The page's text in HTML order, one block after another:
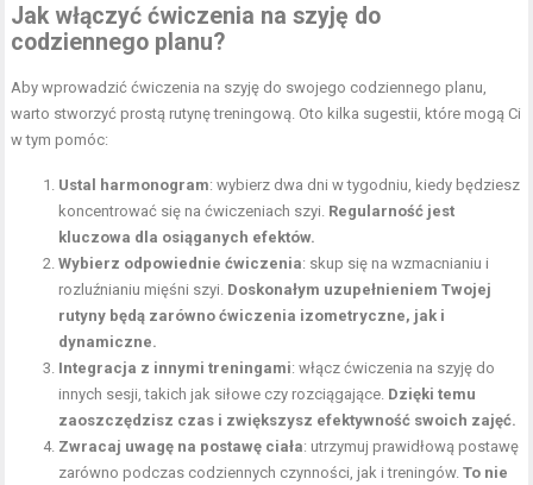
Jak włączyć ćwiczenia na szyję do
codziennego planu?
Aby wprowadzić ćwiczenia na szyję do swojego codziennego planu,
warto stworzyć prostą rutynę treningową. Oto kilka sugestii, które mogą Ci
w tym pomóc:
Ustal harmonogram: wybierz dwa dni w tygodniu, kiedy będziesz
koncentrować się na ćwiczeniach szyi. Regularność jest
kluczowa dla osiąganych efektów.
Wybierz odpowiednie ćwiczenia: skup się na wzmacnianiu i
rozluźnianiu mięśni szyi. Doskonałym uzupełnieniem Twojej
rutyny będą zarówno ćwiczenia izometryczne, jak i
dynamiczne.
Integracja z innymi treningami: włącz ćwiczenia na szyję do
innych sesji, takich jak siłowe czy rozciągające. Dzięki temu
zaoszczędzisz czas i zwiększysz efektywność swoich zajęć.
Zwracaj uwagę na postawę ciała: utrzymuj prawidłową postawę
zarówno podczas codziennych czynności, jak i treningów.To nie